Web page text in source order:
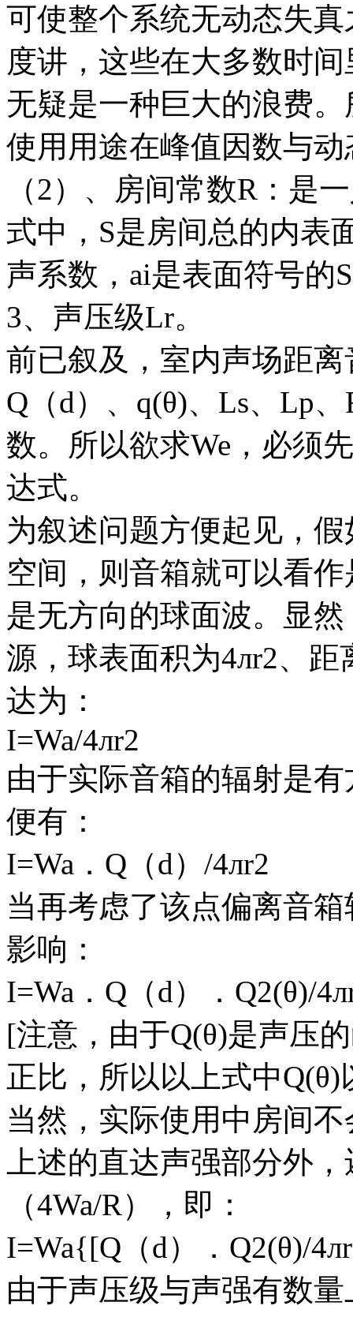
可使整个系统无动态失
度讲，这些在大多数时
无疑是一种巨大的浪费
使用用途在峰值因数与
（2）、房间常数R：是
式中，S是房间总的内表
声系数，ai是表面符号的
3、声压级Lr。
前已叙及，室内声场距
Q（d）、q(θ)、Ls、Lp
数。所以欲求We，必须
达式。
为叙述问题方便起见，
空间，则音箱就可以看
是无方向的球面波。显
源，球表面积为4лr2、
达为：
I=Wa/4лr2
由于实际音箱的辐射是
便有：
I=Wa．Q（d）/4лr2
当再考虑了该点偏离音
影响：
I=Wa．Q（d）．Q2(θ)/
[注意，由于Q(θ)是声压
正比，所以以上式中
当然，实际使用中房间
上述的直达声强部分外
（4Wa/R），即：
I=Wa{[Q（d）．Q2(θ)/
由于声压级与声强有数